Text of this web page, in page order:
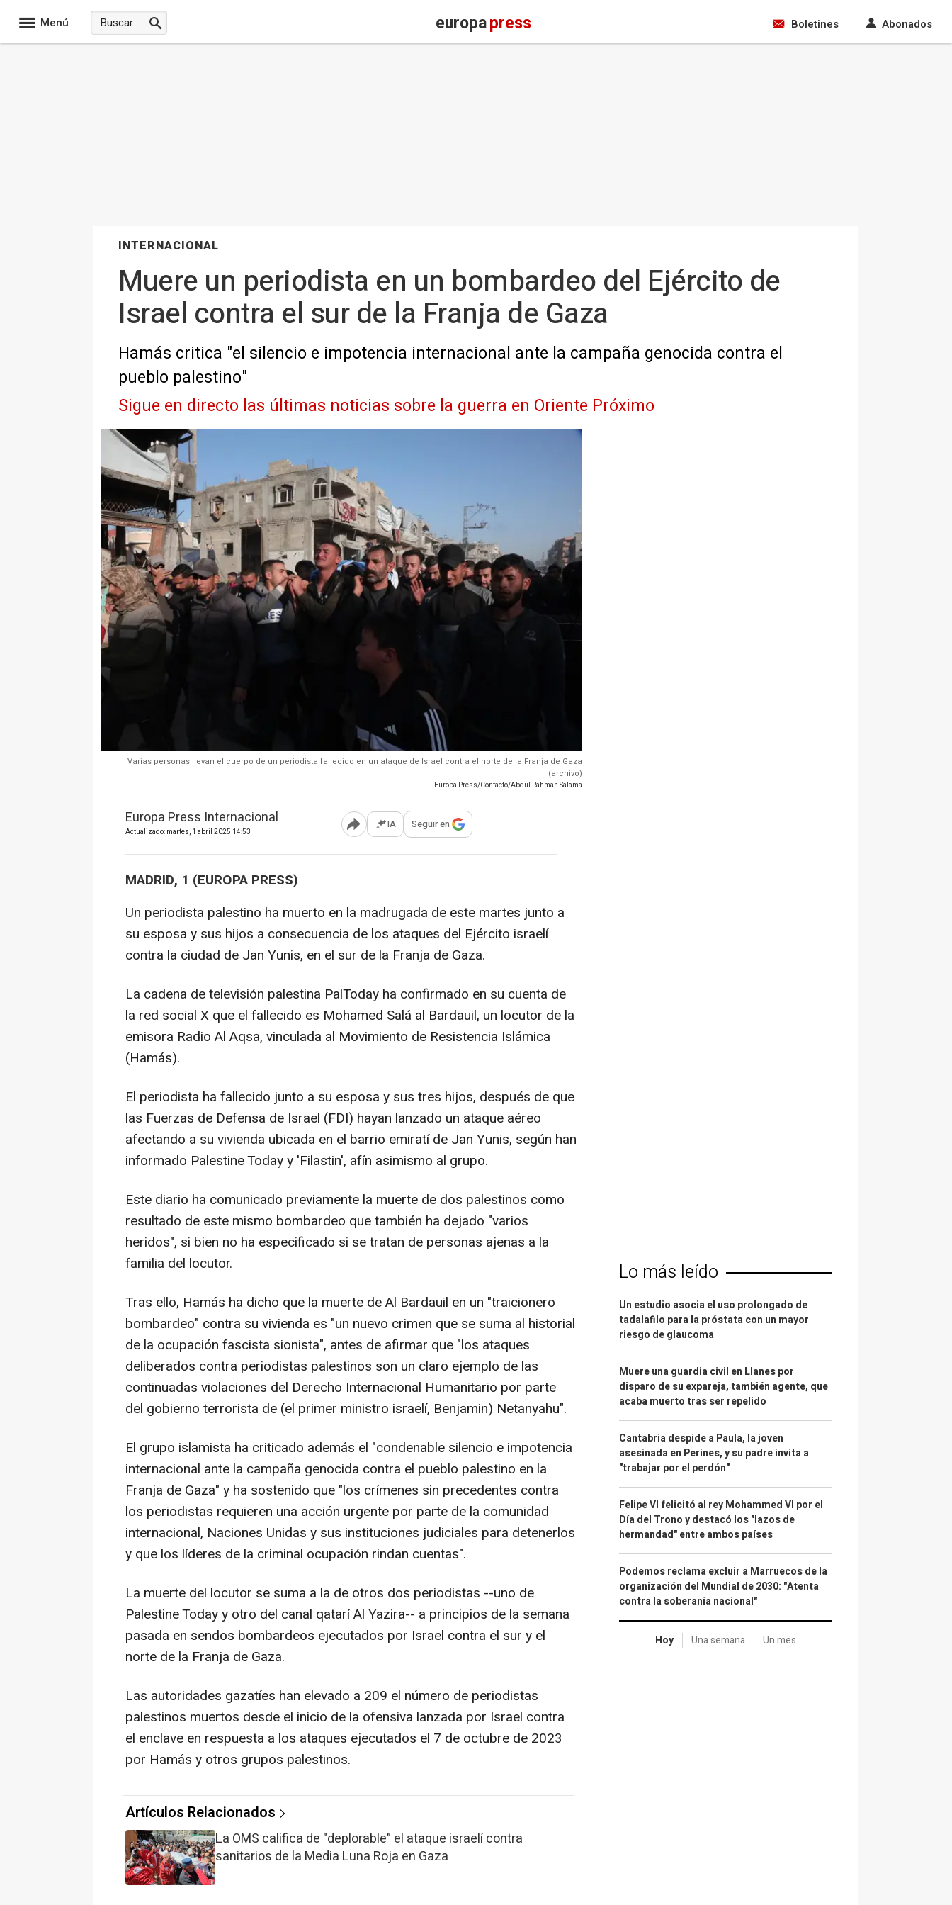
Menú europapress Boletines Abonados
INTERNACIONAL
Muere un periodista en un bombardeo del Ejército de
Israel contra el sur de la Franja de Gaza
Hamás critica "el silencio e impotencia internacional ante la campaña genocida contra el
pueblo palestino"
Sigue en directo las últimas noticias sobre la guerra en Oriente Próximo
Varias personas llevan el cuerpo de un periodista fallecido en un ataque de Israel contra el norte de la Franja de Gaza
(archivo)
- Europa Press/Contacto/Abdul Rahman Salama
Europa Press Internacional
Actualizado: martes, 1 abril 2025 14:53 Abrir opciones para compartir
IA Seguir en
MADRID, 1 (EUROPA PRESS)
Un periodista palestino ha muerto en la madrugada de este martes junto a
su esposa y sus hijos a consecuencia de los ataques del Ejército israelí
contra la ciudad de Jan Yunis, en el sur de la Franja de Gaza.
La cadena de televisión palestina PalToday ha confirmado en su cuenta de
la red social X que el fallecido es Mohamed Salá al Bardauil, un locutor de la
emisora Radio Al Aqsa, vinculada al Movimiento de Resistencia Islámica
(Hamás).
El periodista ha fallecido junto a su esposa y sus tres hijos, después de que
las Fuerzas de Defensa de Israel (FDI) hayan lanzado un ataque aéreo
afectando a su vivienda ubicada en el barrio emiratí de Jan Yunis, según han
informado Palestine Today y 'Filastin', afín asimismo al grupo.
Este diario ha comunicado previamente la muerte de dos palestinos como
resultado de este mismo bombardeo que también ha dejado "varios
heridos", si bien no ha especificado si se tratan de personas ajenas a la
familia del locutor.
Tras ello, Hamás ha dicho que la muerte de Al Bardauil en un "traicionero
bombardeo" contra su vivienda es "un nuevo crimen que se suma al historial
de la ocupación fascista sionista", antes de afirmar que "los ataques
deliberados contra periodistas palestinos son un claro ejemplo de las
continuadas violaciones del Derecho Internacional Humanitario por parte
del gobierno terrorista de (el primer ministro israelí, Benjamin) Netanyahu".
El grupo islamista ha criticado además el "condenable silencio e impotencia
internacional ante la campaña genocida contra el pueblo palestino en la
Franja de Gaza" y ha sostenido que "los crímenes sin precedentes contra
los periodistas requieren una acción urgente por parte de la comunidad
internacional, Naciones Unidas y sus instituciones judiciales para detenerlos
y que los líderes de la criminal ocupación rindan cuentas".
La muerte del locutor se suma a la de otros dos periodistas --uno de
Palestine Today y otro del canal qatarí Al Yazira-- a principios de la semana
pasada en sendos bombardeos ejecutados por Israel contra el sur y el
norte de la Franja de Gaza.
Las autoridades gazatíes han elevado a 209 el número de periodistas
palestinos muertos desde el inicio de la ofensiva lanzada por Israel contra
el enclave en respuesta a los ataques ejecutados el 7 de octubre de 2023
por Hamás y otros grupos palestinos.
Artículos Relacionados
La OMS califica de "deplorable" el ataque israelí contra
sanitarios de la Media Luna Roja en Gaza
Lo más leído
Un estudio asocia el uso prolongado de
tadalafilo para la próstata con un mayor
riesgo de glaucoma
Muere una guardia civil en Llanes por
disparo de su expareja, también agente, que
acaba muerto tras ser repelido
Cantabria despide a Paula, la joven
asesinada en Perines, y su padre invita a
"trabajar por el perdón"
Felipe VI felicitó al rey Mohammed VI por el
Día del Trono y destacó los "lazos de
hermandad" entre ambos países
Podemos reclama excluir a Marruecos de la
organización del Mundial de 2030: "Atenta
contra la soberanía nacional"
Hoy Una semana Un mes